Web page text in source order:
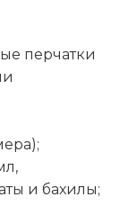
перчатки
и бахилы;